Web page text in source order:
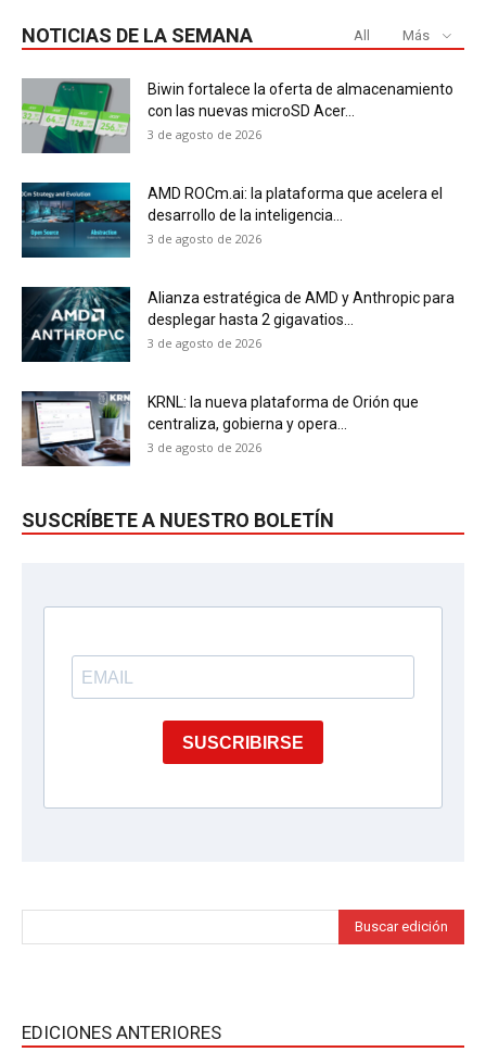
NOTICIAS DE LA SEMANA All Más
Biwin fortalece la oferta de almacenamiento
con las nuevas microSD Acer...
3 de agosto de 2026
AMD ROCm.ai: la plataforma que acelera el
desarrollo de la inteligencia...
3 de agosto de 2026
Alianza estratégica de AMD y Anthropic para
desplegar hasta 2 gigavatios...
3 de agosto de 2026
KRNL: la nueva plataforma de Orión que
centraliza, gobierna y opera...
3 de agosto de 2026
SUSCRÍBETE A NUESTRO BOLETÍN
Buscar edición
EDICIONES ANTERIORES